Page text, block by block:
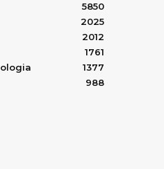
5850
2025
2012
1761
1377
988